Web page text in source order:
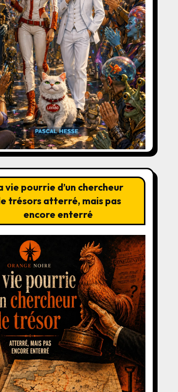
vie pourrie d’un chercheur
trésors atterré, mais pas
encore enterré